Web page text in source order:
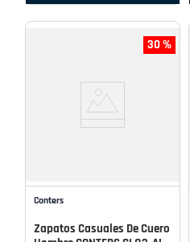
30 %
Conters
Zapatos Casuales De Cuero